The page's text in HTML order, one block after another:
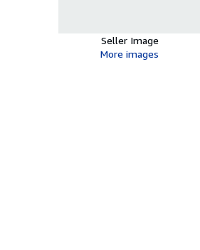
Seller Image
More images